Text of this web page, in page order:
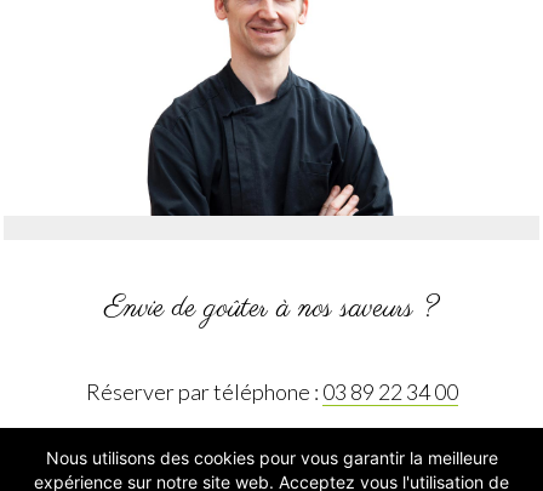
Envie de goûter à nos saveurs ?
Réserver par téléphone : 03 89 22 34 00
Nous utilisons des cookies pour vous garantir la meilleure
expérience sur notre site web. Acceptez vous l'utilisation de